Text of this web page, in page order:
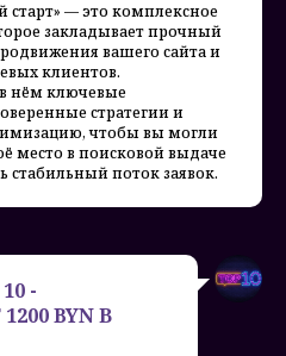
— это комплексное
закладывает прочный
вашего сайта и
клиентов.
нём ключевые
стратегии и
чтобы вы могли
место в поисковой выдаче
стабильный поток заявок.
-
BYN В